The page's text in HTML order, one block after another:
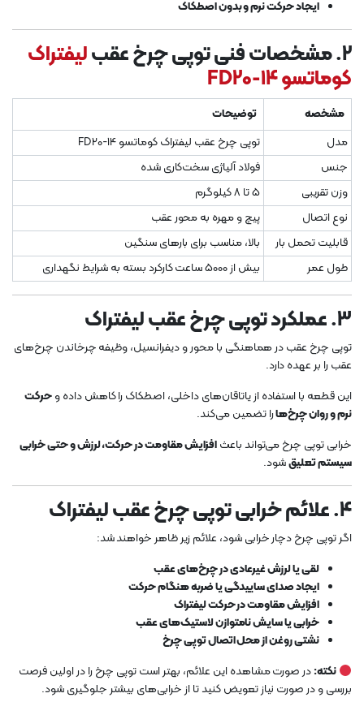
ایجاد حرکت نرم و بدون اصطکاک
2. مشخصات فنی توپی چرخ عقب لیفتراک
کوماتسو FD20-14
مشخصه
توضیحات
مدل
توپی چرخ عقب لیفتراک کوماتسو FD20-14
جنس
فولاد آلیاژی سخت‌کاری شده
وزن تقریبی
5 تا 8 کیلوگرم
نوع اتصال
پیچ و مهره به محور عقب
قابلیت تحمل بار
بالا، مناسب برای بارهای سنگین
طول عمر
بیش از 5000 ساعت کارکرد بسته به شرایط نگهداری
3. عملکرد توپی چرخ عقب لیفتراک
توپی چرخ عقب در هماهنگی با محور و دیفرانسیل، وظیفه چرخاندن چرخ‌های
عقب را بر عهده دارد.
این قطعه با استفاده از یاتاقان‌های داخلی، اصطکاک را کاهش داده وحرکت
نرم و روان چرخ‌هارا تضمین می‌کند.
خرابی توپی چرخ می‌تواند باعثافزایش مقاومت در حرکت، لرزش و حتی خرابی
سیستم تعلیقشود.
4. علائم خرابی توپی چرخ عقب لیفتراک
اگر توپی چرخ دچار خرابی شود، علائم زیر ظاهر خواهند شد:
لقی یا لرزش غیرعادی در چرخ‌های عقب
ایجاد صدای ساییدگی یا ضربه هنگام حرکت
افزایش مقاومت در حرکت لیفتراک
خرابی یا سایش نامتوازن لاستیک‌های عقب
نشتی روغن از محل اتصال توپی چرخ
نکته:در صورت مشاهده این علائم، بهتر است توپی چرخ را در اولین فرصت
بررسی و در صورت نیاز تعویض کنید تا از خرابی‌های بیشتر جلوگیری شود.